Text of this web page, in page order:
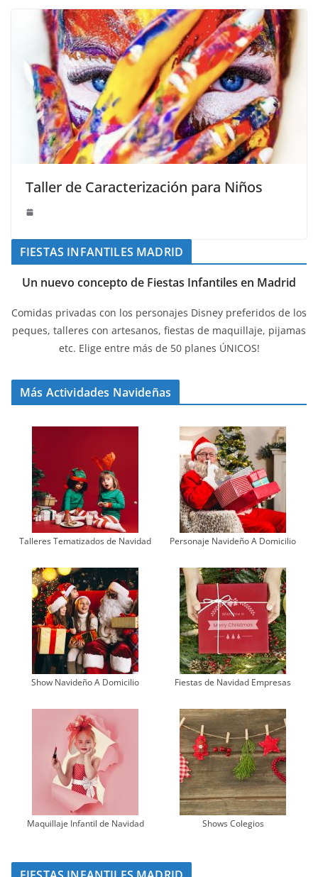
Taller de Caracterización para Niños
FIESTAS INFANTILES MADRID
Un nuevo concepto de Fiestas Infantiles en Madrid
Comidas privadas con los personajes Disney preferidos de los
peques, talleres con artesanos, fiestas de maquillaje, pijamas
etc. Elige entre más de 50 planes ÚNICOS!
Más Actividades Navideñas
Talleres Tematizados de Navidad Personaje Navideño A Domicilio
Show Navideño A Domicilio Fiestas de Navidad Empresas
Maquillaje Infantil de Navidad Shows Colegios